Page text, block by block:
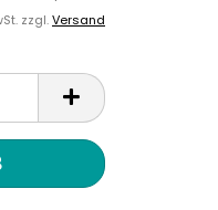
zzgl.Versand